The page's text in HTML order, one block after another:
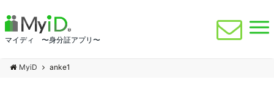
マイディ 〜身分証アプリ〜
MyiD anke1